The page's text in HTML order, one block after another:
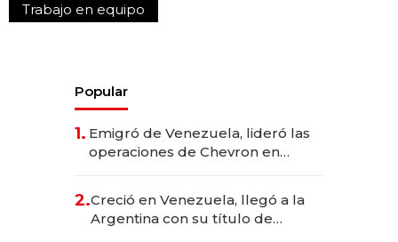
Trabajo en equipo
Popular
1. Emigró de Venezuela, lideró las
operaciones de Chevron en
2.Creció en Venezuela, llegó a la
Argentina con su título de